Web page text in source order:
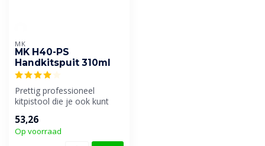
MK
MK H40-PS
Handkitspuit 310ml
Prettig professioneel
kitpistool die je ook kunt
stroevere...
53,26
Op voorraad